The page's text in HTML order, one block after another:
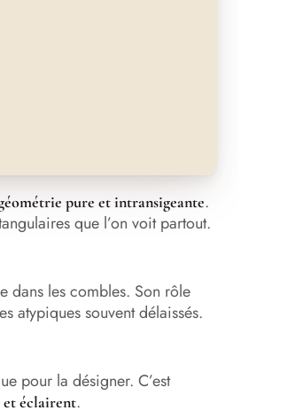
pure et intransigeante.
que l’on voit partout.
dans les combles. Son rôle
atypiques souvent délaissés.
pour la désigner. C’est
et éclairent.